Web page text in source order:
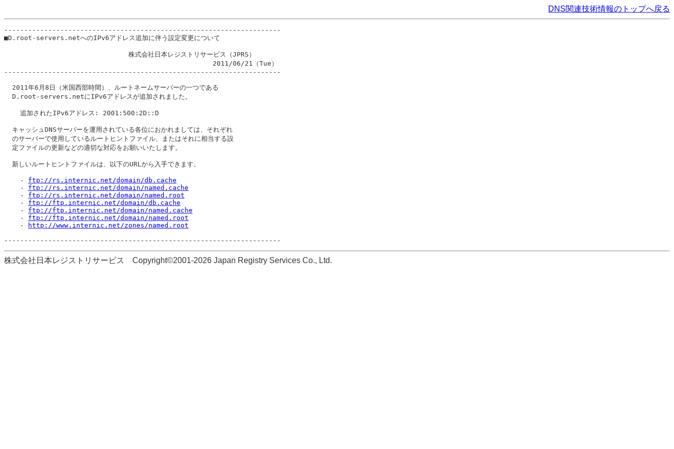
DNS関連技術情報のトップへ戻る
---------------------------------------------------------------------
■D.root-servers.netへのIPv6アドレス追加に伴う設定変更について
                               株式会社日本レジストリサービス（JPRS）
                                                    2011/06/21（Tue）
---------------------------------------------------------------------
  2011年6月8日（米国西部時間）、ルートネームサーバーの一つである
  D.root-servers.netにIPv6アドレスが追加されました。
    追加されたIPv6アドレス: 2001:500:2D::D
  キャッシュDNSサーバーを運用されている各位におかれましては、それぞれ
  のサーバーで使用しているルートヒントファイル、またはそれに相当する設
  定ファイルの更新などの適切な対応をお願いいたします。
  新しいルートヒントファイルは、以下のURLから入手できます。
    -
ftp://rs.internic.net/domain/db.cache
    -
ftp://rs.internic.net/domain/named.cache
    -
ftp://rs.internic.net/domain/named.root
    -
ftp://ftp.internic.net/domain/db.cache
    -
ftp://ftp.internic.net/domain/named.cache
    -
ftp://ftp.internic.net/domain/named.root
    -
http://www.internic.net/zones/named.root
株式会社日本レジストリサービス Copyright©2001-2026 Japan Registry Services Co., Ltd.